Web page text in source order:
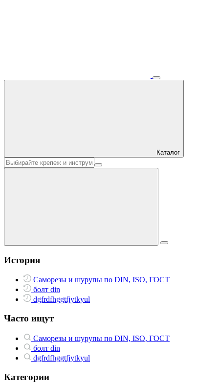
Каталог
История
Саморезы и шурупы по DIN, ISO, ГОСТ
болт din
dgfrdfhggtfjytkyul
Часто ищут
Саморезы и шурупы по DIN, ISO, ГОСТ
болт din
dgfrdfhggtfjytkyul
Категории